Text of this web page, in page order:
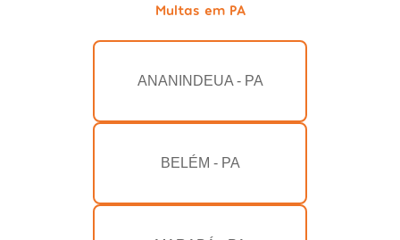
Multas em PA
ANANINDEUA - PA
BELÉM - PA